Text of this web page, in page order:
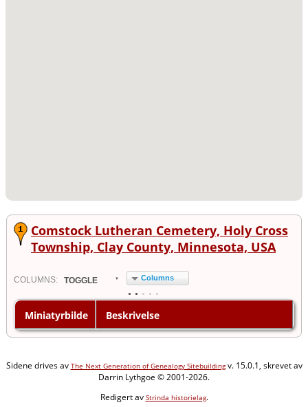
Comstock Lutheran Cemetery, Holy Cross
Township, Clay County, Minnesota, USA
COLUMN S: TOGGLE Columns
Miniatyrbilde Beskrivelse
Sidene drives av The Next Generation of Genealogy Sitebuildingv. 15.0.1, skrevet av
Darrin Lythgoe © 2001-2026.
Redigert av Strinda historielag.